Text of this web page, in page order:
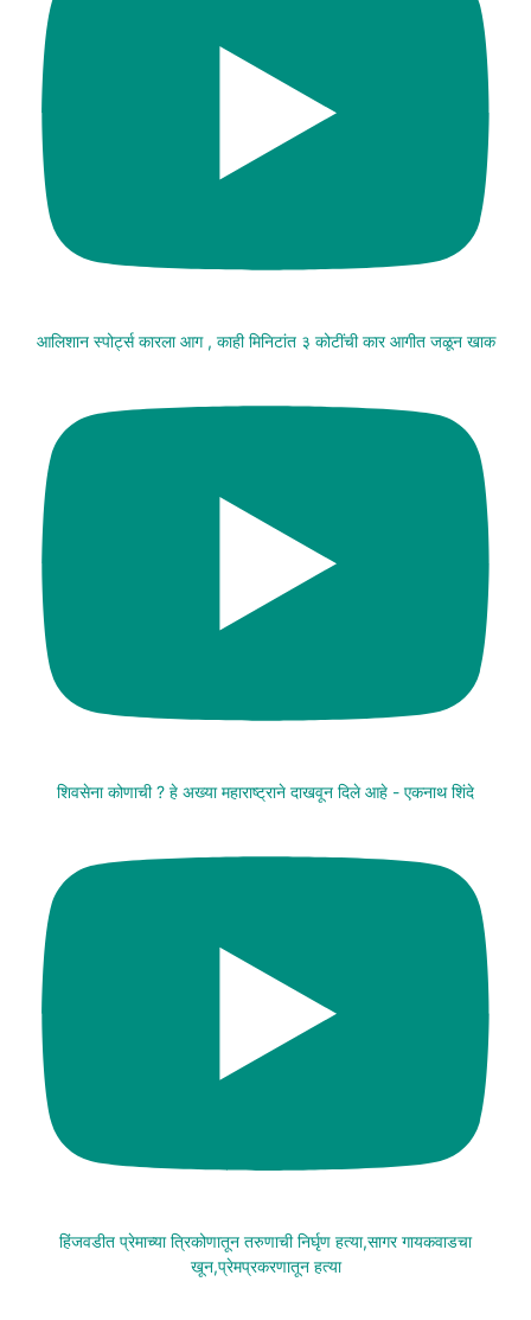
आलिशान स्पोर्ट्स कारला आग , काही मिनिटांत ३ कोटींची कार आगीत जळून खाक
शिवसेना कोणाची ? हे अख्या महाराष्ट्राने दाखवून दिले आहे - एकनाथ शिंदे
हिंजवडीत प्रेमाच्या त्रिकोणातून तरुणाची निर्घृण हत्या,सागर गायकवाडचा
खून,प्रेमप्रकरणातून हत्या